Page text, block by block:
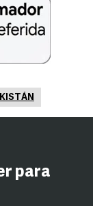
para